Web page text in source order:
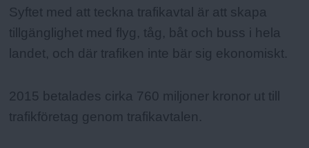
Syftet med att teckna trafikavtal är att skapa
tillgänglighet med flyg, tåg, båt och buss i hela
landet, och där trafiken inte bär sig ekonomiskt.
2015 betalades cirka 760 miljoner kronor ut till
trafikföretag genom trafikavtalen.